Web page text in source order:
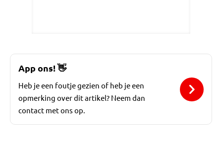
App ons!👋
Heb je een foutje gezien of heb je een
opmerking over dit artikel? Neem dan
contact met ons op.